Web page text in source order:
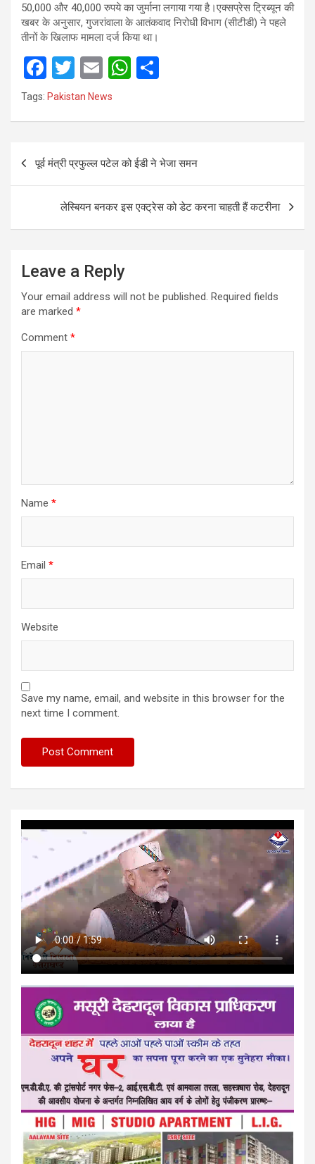
50,000 और 40,000 रुपये का जुर्माना लगाया गया है।एक्सप्रेस ट्रिब्यून की
खबर के अनुसार, गुजरांवाला के आतंकवाद निरोधी विभाग (सीटीडी) ने पहले
तीनों के खिलाफ मामला दर्ज किया था।
F
a
o
o
T
wi
E
m
W
A
p
p
Tags: Pakistan News
Post
navigation
पूर्व मंत्री प्रफुल्ल पटेल को ईडी ने भेजा समन
लेस्बियन बनकर इस एक्ट्रेस को डेट करना चाहती हैं कटरीना
Leave a Reply
Your email address will not be published. Required fields
are marked *
Comment *
Name *
Email *
Website
Save my name, email, and website in this browser for the
next time I comment.